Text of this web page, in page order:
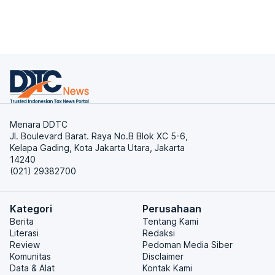
Menara DDTC
Jl. Boulevard Barat. Raya No.B Blok XC 5-6,
Kelapa Gading, Kota Jakarta Utara, Jakarta
14240
(021) 29382700
Kategori
Berita
Literasi
Review
Komunitas
Data & Alat
Perusahaan
Tentang Kami
Redaksi
Pedoman Media Siber
Disclaimer
Kontak Kami